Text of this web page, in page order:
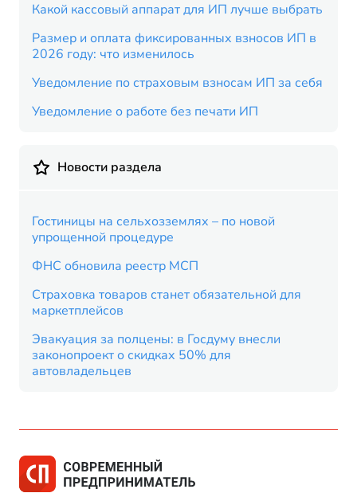
Какой кассовый аппарат для ИП лучше выбрать
Размер и оплата фиксированных взносов ИП в
2026 году: что изменилось
Уведомление по страховым взносам ИП за себя
Уведомление о работе без печати ИП
Новости раздела
Гостиницы на сельхозземлях – по новой
упрощенной процедуре
ФНС обновила реестр МСП
Страховка товаров станет обязательной для
маркетплейсов
Эвакуация за полцены: в Госдуму внесли
законопроект о скидках 50% для
автовладельцев